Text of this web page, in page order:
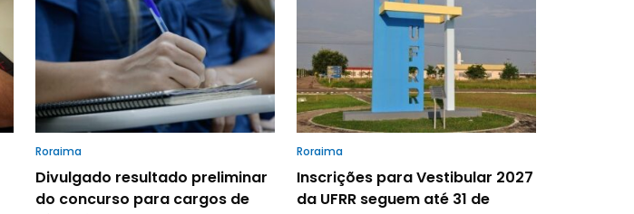
Roraima
Divulgado resultado preliminar
do concurso para cargos de
Roraima
Inscrições para Vestibular 2027
da UFRR seguem até 31 de